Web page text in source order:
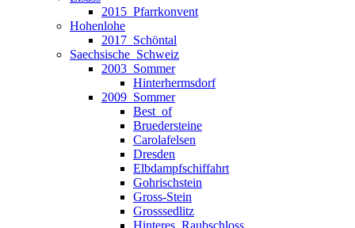
2015_Pfarrkonvent
Hohenlohe
2017_Schöntal
Saechsische_Schweiz
2003_Sommer
Hinterhermsdorf
2009_Sommer
Best_of
Bruedersteine
Carolafelsen
Dresden
Elbdampfschiffahrt
Gohrischstein
Gross-Stein
Grosssedlitz
Hinteres_Raubschloss